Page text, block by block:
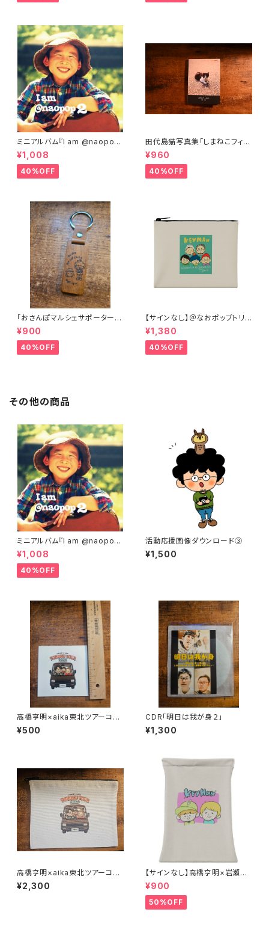
ミニアルバム『I am @naopop
2』
¥1,008
40%OFF
田代島猫写真集「しまねこフィル
ム①」
¥960
40%OFF
｢おさんぽマルシェサポーター｣
キーホルダー
¥900
40%OFF
【サインなし】＠なおポップトリオ
×アルケミストコラボイラストポ
ーチ
¥1,380
40%OFF
その他の商品
ミニアルバム『I am @naopop
2』
¥1,008
40%OFF
活動応援画像ダウンロード③
¥1,500
高橋亨明×aika東北ツアーコラ
ボステッカー
¥500
CDR｢明日は我が身２｣
¥1,300
高橋亨明×aika東北ツアーコラ
ボポーチ
¥2,300
【サインなし】高橋亨明×岩瀬敬
吾コラボイラスト巾着
¥900
50%OFF